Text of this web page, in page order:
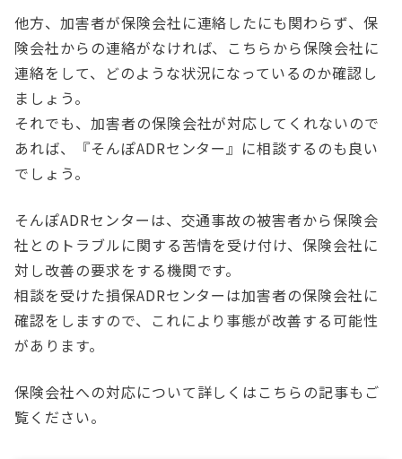
他方、加害者が保険会社に連絡したにも関わらず、保
険会社からの連絡がなければ、こちらから保険会社に
連絡をして、どのような状況になっているのか確認し
ましょう。
それでも、加害者の保険会社が対応してくれないので
あれば、『そんぽADRセンター』に相談するのも良い
でしょう。
そんぽADRセンターは、交通事故の被害者から保険会
社とのトラブルに関する苦情を受け付け、保険会社に
対し改善の要求をする機関です。
相談を受けた損保ADRセンターは加害者の保険会社に
確認をしますので、これにより事態が改善する可能性
があります。
保険会社への対応について詳しくはこちらの記事もご
覧ください。